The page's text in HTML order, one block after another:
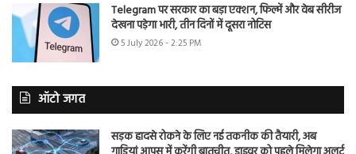
Telegram पर सरकार का बड़ा एक्शन, फिल्में और वेब सीरीज
देखना पड़ेगा भारी, तीन दिनों में दूसरा नोटिस
5 July 2026 - 2:25 PM
ऑटो जगत
सड़क हादसे रोकने के लिए नई तकनीक की तैयारी, अब